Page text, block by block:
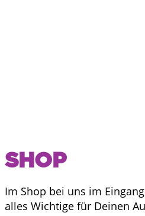
SHOP
Im Shop bei uns im
alles Wichtige für Deinen